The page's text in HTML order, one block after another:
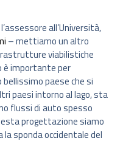
all’Università,
– mettiamo un altro
viabilistiche
è importante per
paese che si
paesi intorno al lago, sta
flussi di auto spesso
progettazione siamo
sponda occidentale del